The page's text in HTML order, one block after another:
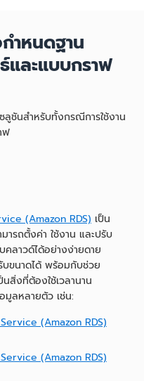
ำหนดฐาน
ละแบบกราฟ
ชันสำหรับทั้งกรณีการใช้งาน
ฟ
(Amazon RDS) เป็น
ารถตั้งค่า ใช้งาน และปรับ
คลาวด์ได้อย่างง่ายดาย
บขนาดได้ พร้อมกับช่วย
สิ่งที่ต้องใช้เวลานาน
มูลหลายตัว เช่น:
(Amazon RDS)
(Amazon RDS)